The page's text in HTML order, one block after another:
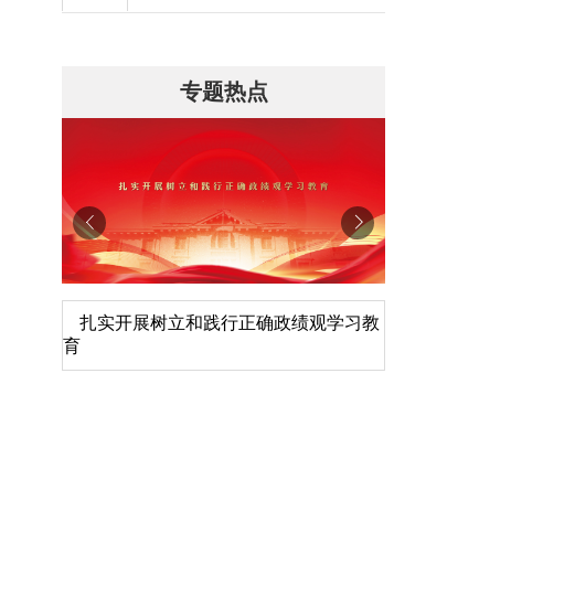
专题热点
扎实开展树立和践行正确政绩观学习教
育